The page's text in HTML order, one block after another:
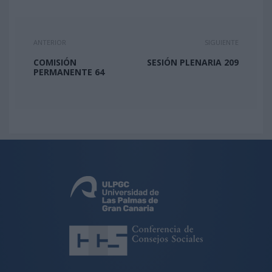
ANTERIOR
COMISIÓN
PERMANENTE 64
SIGUIENTE
SESIÓN PLENARIA 209